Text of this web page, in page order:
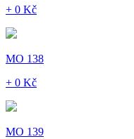
+ 0 Kč
MO 138
+ 0 Kč
MO 139